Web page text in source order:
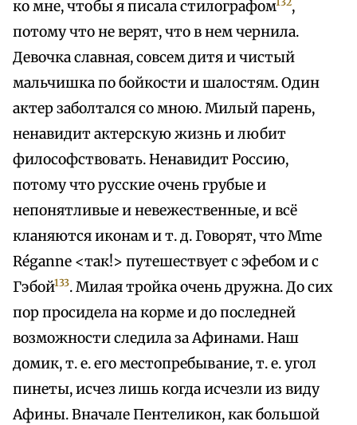
ко мне, чтобы я писала стилографом
,
потому что не верят, что в нем чернила.
Девочка славная, совсем дитя и чистый
мальчишка по бойкости и шалостям. Один
актер заболтался со мною. Милый парень,
ненавидит актерскую жизнь и любит
философствовать. Ненавидит Россию,
потому что русские очень грубые и
непонятливые и невежественные, и всё
кланяются иконам и т. д. Говорят, что Mme
Réganne <так!> путешествует с эфебом и с
Гэбой133. Милая тройка очень дружна. До сих
пор просидела на корме и до последней
возможности следила за Афинами. Наш
домик, т. е. его местопребывание, т. е. угол
пинеты, исчез лишь когда исчезли из виду
Афины. Вначале Пентеликон, как большой